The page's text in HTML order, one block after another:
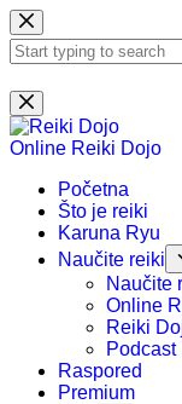
Preskoči
na
sadržaj
Nema
rezultata.
Online Reiki Dojo
Početna
Što je reiki
Karuna Ryu
Naučite reiki
Naučite
Online
Reiki
Podcast
Raspored
Premium